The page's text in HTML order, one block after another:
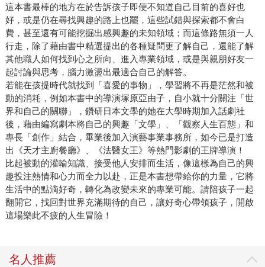
這本書最棒的地方在於告訴孩子即便不知道自己目前的喜好也
好，或是仍在尋找興趣的路上也罷，這些試錯與探索都不會白
費，甚至還有可能挖掘出感興趣的未知領域；而這條路無須一人
行走，除了藉由書中精選提出的各種疑問更了解自己，還能了解
其他職人如何找到心之所向、進入專業領域，或是與親朋好友一
起討論與思考，腦力激盪出最適合自己的解答。
若能在孩提時代就找到「喜愛的事物」，學習將不再是茫然和被
動的消耗，例如本書中的導演塚原亞由子，自小就十分關注「世
界和自己的關聯」，鑽研日本文學的她在大學時期加入話劇社
後，藉由編寫劇本將自己的興趣「文學」、「觀察人生百態」和
專長「創作」結合，畢業後加入演藝事業事務所，如今已是打造
出《天才主廚餐廳》、《法醫女王》等熱門影劇的王牌導演！
比起被動的灌輸知識、接受他人安排而生活，像這樣為自己的興
趣投注熱情和心力而全力以赴，正是本書想帶給你的力量，它將
生活中的點滴好奇，轉化為改變未來的專業可能。請陪孩子一起
翻開它，找回對世界充滿期待的自己，讓好奇心帶領孩子，開啟
這場樂此不疲的人生冒險！
名人推薦